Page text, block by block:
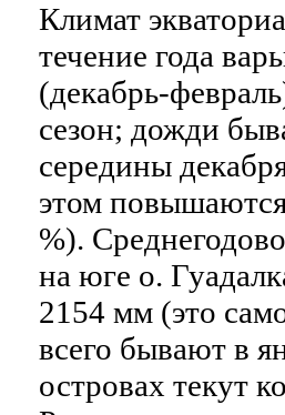
Климат
течение года
(декабрь-
сезон; дожди
середины
этом
%).
нa юге о.
2154 мм (это
всего бывают в
островах текут